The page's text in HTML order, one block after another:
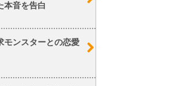
本音を告白
モンスターとの恋愛